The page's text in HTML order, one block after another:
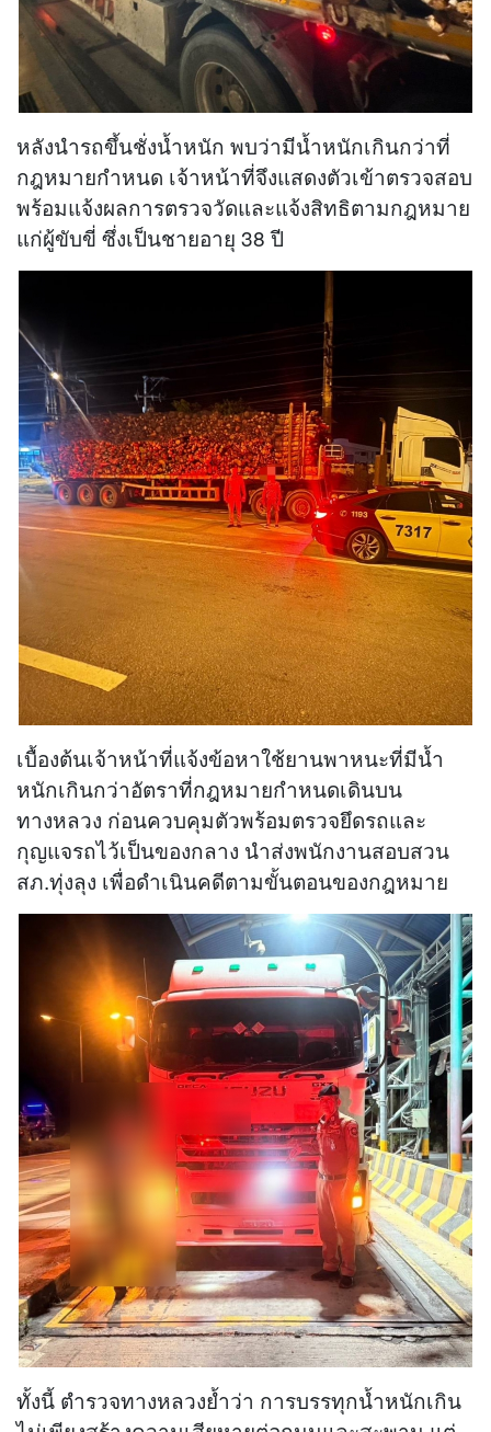
หลังนำรถขึ้นชั่งน้ำหนัก พบว่ามีน้ำหนักเกินกว่าที่
กฎหมายกำหนด เจ้าหน้าที่จึงแสดงตัวเข้าตรวจสอบ
พร้อมแจ้งผลการตรวจวัดและแจ้งสิทธิตามกฎหมาย
แก่ผู้ขับขี่ ซึ่งเป็นชายอายุ 38 ปี
เบื้องต้นเจ้าหน้าที่แจ้งข้อหาใช้ยานพาหนะที่มีน้ำ
หนักเกินกว่าอัตราที่กฎหมายกำหนดเดินบน
ทางหลวง ก่อนควบคุมตัวพร้อมตรวจยึดรถและ
กุญแจรถไว้เป็นของกลาง นำส่งพนักงานสอบสวน
สภ.ทุ่งลุง เพื่อดำเนินคดีตามขั้นตอนของกฎหมาย
ทั้งนี้ ตำรวจทางหลวงย้ำว่า การบรรทุกน้ำหนักเกิน